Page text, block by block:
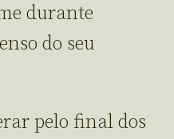
durante
do seu
pelo final dos